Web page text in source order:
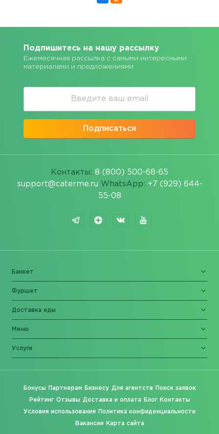
Подпишитесь на нашу рассылку
Ежемесячная рассылка с самыми интересными
материалами и предложениями
Подписаться
Контакты: 8 (800) 500-68-65
support@caterme.ru WhatsApp: +7 (929) 644-
55-08
Банкет
Фуршет
Доставка еды
Меню
Услуги
Бонусы Партнерам Бизнесу Для агентств Поиск заявок
Рейтинг Отзывы Доставка и оплата Блог Контакты
Условия использования Политика конфиденциальности
Вакансии Карта сайта